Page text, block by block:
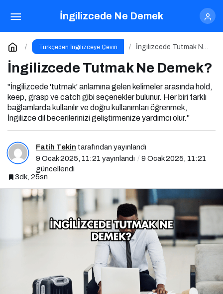
İngilizcede Ne Demek
Türkçeden İngilizceye Çeviri
İngilizcede Tutmak Ne
İngilizcede Tutmak Ne Demek?
"İngilizcede 'tutmak' anlamına gelen kelimeler arasında hold,
keep, grasp ve catch gibi seçenekler bulunur. Her biri farklı
bağlamlarda kullanılır ve doğru kullanımları öğrenmek,
İngilizce dil becerilerinizi geliştirmenize yardımcı olur."
Fatih Tekin tarafından yayınlandı
9 Ocak 2025, 11:21 yayınlandı
9 Ocak 2025, 11:21
güncellendi
3dk, 25sn
İngilizcede Tutmak Ne Demek?
Yorum Yap